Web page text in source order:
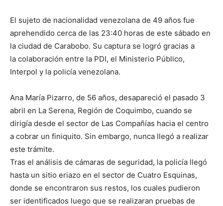
El sujeto de nacionalidad venezolana de 49 años fue
aprehendido cerca de las 23:40 horas de este sábado en
la ciudad de Carabobo. Su captura se logró gracias a
la colaboración entre la PDI, el Ministerio Público,
Interpol y la policía venezolana.
Ana María Pizarro, de 56 años, desapareció el pasado 3
abril en La Serena, Región de Coquimbo, cuando se
dirigía desde el sector de Las Compañías hacia el centro
a cobrar un finiquito. Sin embargo, nunca llegó a realizar
este trámite.
Tras el análisis de cámaras de seguridad, la policía llegó
hasta un sitio eriazo en el sector de Cuatro Esquinas,
donde se encontraron sus restos, los cuales pudieron
ser identificados luego que se realizaran pruebas de